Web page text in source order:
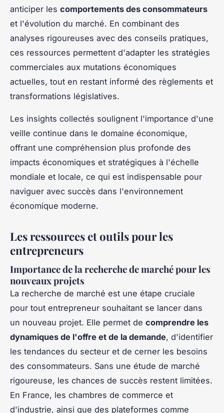
anticiper les comportements des consommateurs
et l'évolution du marché. En combinant des
analyses rigoureuses avec des conseils pratiques,
ces ressources permettent d'adapter les stratégies
commerciales aux mutations économiques
actuelles, tout en restant informé des règlements et
transformations législatives.
Les insights collectés soulignent l'importance d'une
veille continue dans le domaine économique,
offrant une compréhension plus profonde des
impacts économiques et stratégiques à l'échelle
mondiale et locale, ce qui est indispensable pour
naviguer avec succès dans l'environnement
économique moderne.
Les ressources et outils pour les
entrepreneurs
Importance de la recherche de marché pour les
nouveaux projets
La recherche de marché est une étape cruciale
pour tout entrepreneur souhaitant se lancer dans
un nouveau projet. Elle permet de comprendre les
dynamiques de l'offre et de la demande, d'identifier
les tendances du secteur et de cerner les besoins
des consommateurs. Sans une étude de marché
rigoureuse, les chances de succès restent limitées.
En France, les chambres de commerce et
d'industrie, ainsi que des plateformes comme